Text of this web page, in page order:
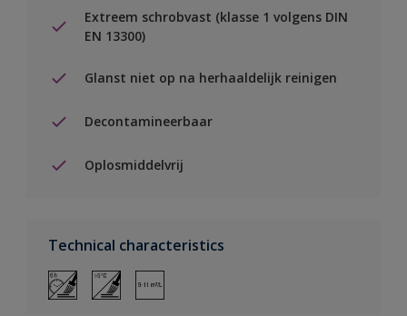
Extreem schrobvast (klasse 1 volgens DIN
EN 13300)
Glanst niet op na herhaaldelijk reinigen
Decontamineerbaar
Oplosmiddelvrij
Technical characteristics